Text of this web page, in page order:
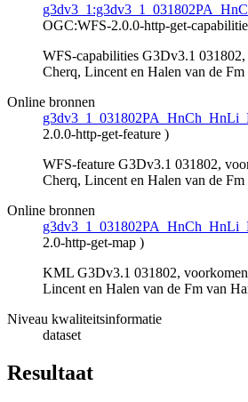
OGC:WFS-2.0.0-http-get-
WFS-capabilities G3Dv3.1
Cherq, Lincent en Halen van de
Online bronnen
2.0.0-http-get-feature )
WFS-feature G3Dv3.1 031802,
Cherq, Lincent en Halen van de
Online bronnen
2.0-http-get-map )
KML G3Dv3.1 031802,
Lincent en Halen van de Fm van
Niveau kwaliteitsinformatie
dataset
Resultaat